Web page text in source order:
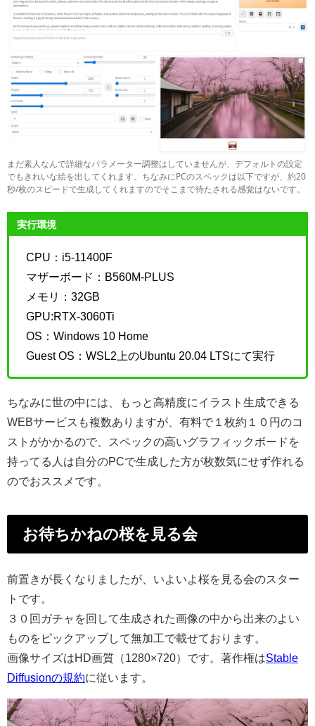
まだ素人なんで詳細なパラメーター調整はしていませんが、デフォルトの設定
でもきれいな絵を出してくれます。ちなみにPCのスペックは以下ですが、約20
秒/枚のスピードで生成してくれますのでそこまで待たされる感覚はないです。
実行環境
CPU：i5-11400F
マザーボード：B560M-PLUS
メモリ：32GB
GPU:RTX-3060Ti
OS：Windows 10 Home
Guest OS：WSL2上のUbuntu 20.04 LTSにて実行
ちなみに世の中には、もっと高精度にイラスト生成できる
WEBサービスも複数ありますが、有料で１枚約１０円のコ
ストがかかるので、スペックの高いグラフィックボードを
持ってる人は自分のPCで生成した方が枚数気にせず作れる
のでおススメです。
お待ちかねの桜を見る会
前置きが長くなりましたが、いよいよ桜を見る会のスター
トです。
３０回ガチャを回して生成された画像の中から出来のよい
ものをピックアップして無加工で載せております。
画像サイズはHD画質（1280×720）です。著作権はStable
Diffusionの規約に従います。